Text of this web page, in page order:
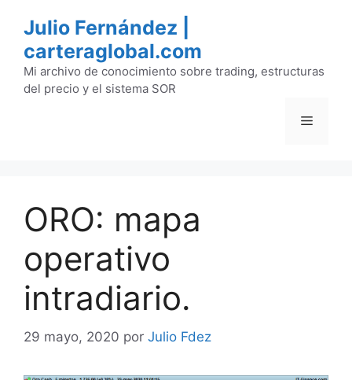
contenido
Julio Fernández |
carteraglobal.com
Mi archivo de conocimiento sobre trading, estructuras
del precio y el sistema SOR
Menú
ORO: mapa
operativo
intradiario.
29 mayo, 2020 por Julio Fdez